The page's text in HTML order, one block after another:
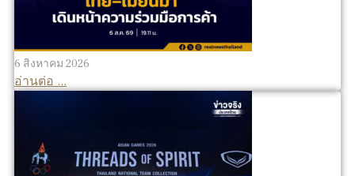
6 สิงหาคม 2026
อ่านต่อ ...